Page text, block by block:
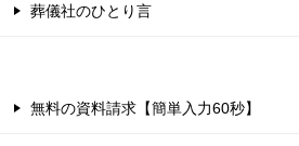
葬儀社のひとり言
無料の資料請求【簡単入力60秒】